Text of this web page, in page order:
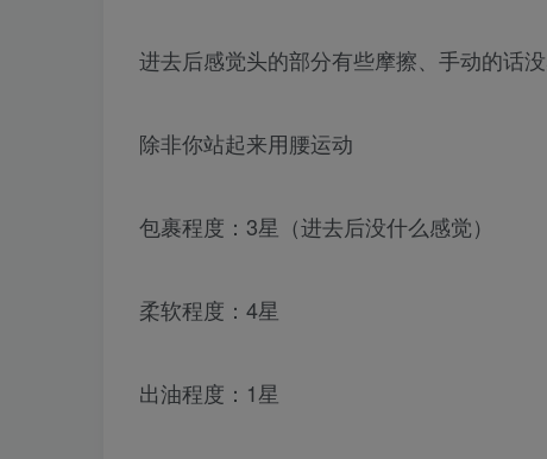
进去后感觉头的部分有些摩擦、手动的话没
除非你站起来用腰运动
包裹程度：3星（进去后没什么感觉）
柔软程度：4星
出油程度：1星